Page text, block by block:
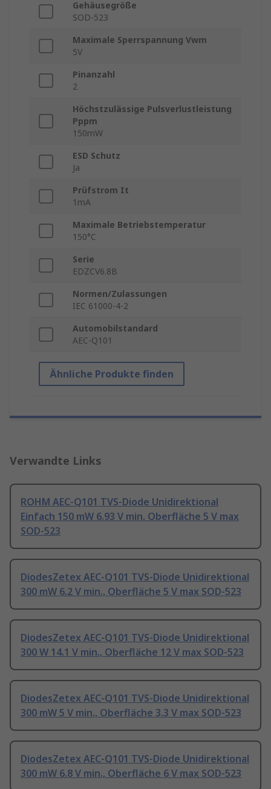
Gehäusegröße
SOD-523
Maximale Sperrspannung Vwm
5V
Pinanzahl
2
Höchstzulässige Pulsverlustleistung
Pppm
150mW
ESD Schutz
Ja
Prüfstrom It
1mA
Maximale Betriebstemperatur
150°C
Serie
EDZCV6.8B
Normen/Zulassungen
IEC 61000-4-2
Automobilstandard
AEC-Q101
Ähnliche Produkte finden
Verwandte Links
ROHM AEC-Q101 TVS-Diode Unidirektional
Einfach 150 mW 6.93 V min. Oberfläche 5 V max
SOD-523
DiodesZetex AEC-Q101 TVS-Diode Unidirektional
300 mW 6.2 V min., Oberfläche 5 V max SOD-523
DiodesZetex AEC-Q101 TVS-Diode Unidirektional
300 W 14.1 V min., Oberfläche 12 V max SOD-523
DiodesZetex AEC-Q101 TVS-Diode Unidirektional
300 mW 5 V min., Oberfläche 3.3 V max SOD-523
DiodesZetex AEC-Q101 TVS-Diode Unidirektional
300 mW 6.8 V min., Oberfläche 6 V max SOD-523